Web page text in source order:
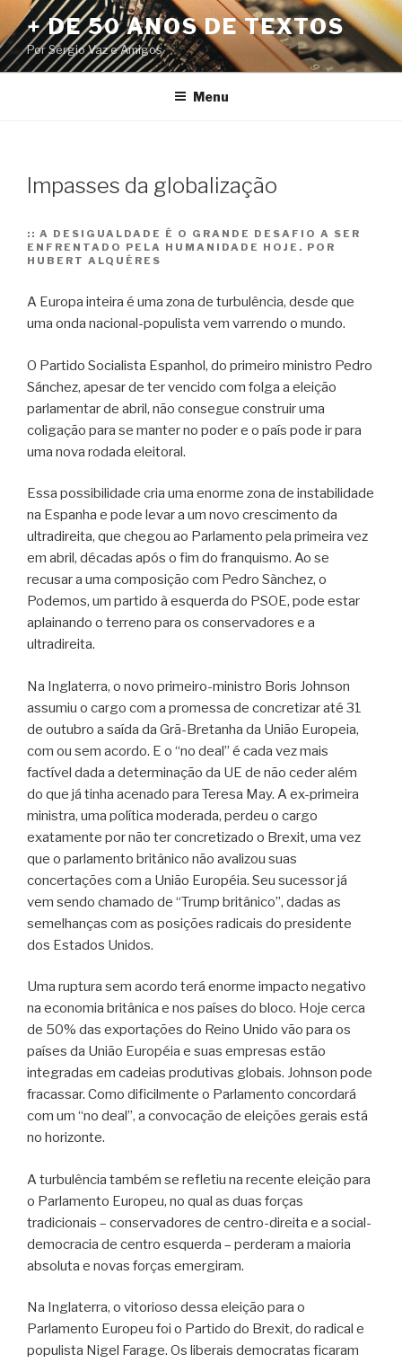
Pular
para
o
conteúdo
+ DE 50 ANOS DE TEXTOS
Por Sérgio Vaz e Amigos
Menu
Impasses da globalização
:: A DESIGUALDADE É O GRANDE DESAFIO A SER
ENFRENTADO PELA HUMANIDADE HOJE. POR
HUBERT ALQUÉRES
A Europa inteira é uma zona de turbulência, desde que
uma onda nacional-populista vem varrendo o mundo.
O Partido Socialista Espanhol, do primeiro ministro Pedro
Sánchez, apesar de ter vencido com folga a eleição
parlamentar de abril, não consegue construir uma
coligação para se manter no poder e o país pode ir para
uma nova rodada eleitoral.
Essa possibilidade cria uma enorme zona de instabilidade
na Espanha e pode levar a um novo crescimento da
ultradireita, que chegou ao Parlamento pela primeira vez
em abril, décadas após o fim do franquismo. Ao se
recusar a uma composição com Pedro Sànchez, o
Podemos, um partido à esquerda do PSOE, pode estar
aplainando o terreno para os conservadores e a
ultradireita.
Na Inglaterra, o novo primeiro-ministro Boris Johnson
assumiu o cargo com a promessa de concretizar até 31
de outubro a saída da Grã-Bretanha da União Europeia,
com ou sem acordo. E o “no deal” é cada vez mais
factível dada a determinação da UE de não ceder além
do que já tinha acenado para Teresa May. A ex-primeira
ministra, uma política moderada, perdeu o cargo
exatamente por não ter concretizado o Brexit, uma vez
que o parlamento britânico não avalizou suas
concertações com a União Européia. Seu sucessor já
vem sendo chamado de “Trump britânico”, dadas as
semelhanças com as posições radicais do presidente
dos Estados Unidos.
Uma ruptura sem acordo terá enorme impacto negativo
na economia britânica e nos países do bloco. Hoje cerca
de 50% das exportações do Reino Unido vão para os
países da União Européia e suas empresas estão
integradas em cadeias produtivas globais. Johnson pode
fracassar. Como dificilmente o Parlamento concordará
com um “no deal”, a convocação de eleições gerais está
no horizonte.
A turbulência também se refletiu na recente eleição para
o Parlamento Europeu, no qual as duas forças
tradicionais – conservadores de centro-direita e a social-
democracia de centro esquerda – perderam a maioria
absoluta e novas forças emergiram.
Na Inglaterra, o vitorioso dessa eleição para o
Parlamento Europeu foi o Partido do Brexit, do radical e
populista Nigel Farage. Os liberais democratas ficaram